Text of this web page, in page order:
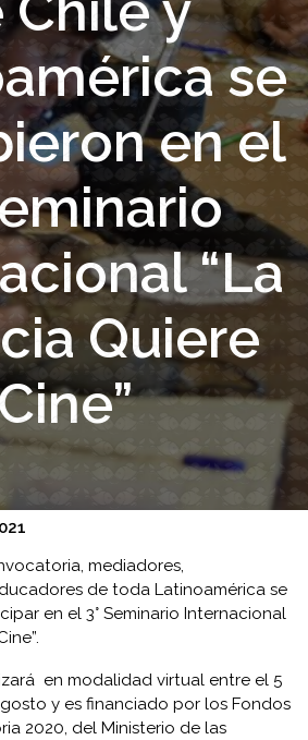
se
en el
“La
Quiere
mediadores,
de toda Latinoamérica se
en el 3° Seminario Internacional
en modalidad virtual entre el 5
y es financiado por los Fondos
2020, del Ministerio de las